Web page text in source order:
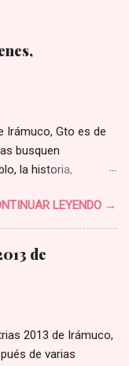
Irámuco, Gto es de
busquen
la historia,
que escribiera sobre
no fue hasta hoy
de Adriana que
sobre la historia
un poco del
todavía vive en
vez tengas acceso
LEYENDO →
de
2013 de Irámuco,
de varias